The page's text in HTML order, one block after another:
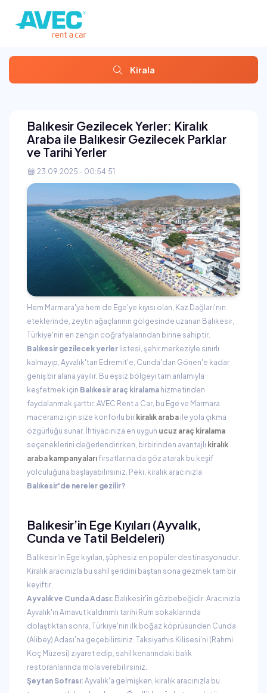
Kirala
Balıkesir Gezilecek Yerler: Kiralık
Araba ile Balıkesir Gezilecek Parklar
ve Tarihi Yerler
23.09.2025 - 00:54:51
Hem Marmara'ya hem de Ege'ye kıyısı olan, Kaz Dağları'nın
eteklerinde, zeytin ağaçlarının gölgesinde uzanan Balıkesir,
Türkiye'nin en zengin coğrafyalarından birine sahiptir.
Balıkesir gezilecek yerler listesi, şehir merkeziyle sınırlı
kalmayıp, Ayvalık'tan Edremit'e, Cunda'dan Gönen'e kadar
geniş bir alana yayılır. Bu eşsiz bölgeyi tam anlamıyla
keşfetmek için Balıkesir araç kiralama hizmetinden
faydalanmak şarttır. AVEC Rent a Car, bu Ege ve Marmara
maceranız için size konforlu bir kiralık araba ile yola çıkma
özgürlüğü sunar. İhtiyacınıza en uygun ucuz araç kiralama
seçeneklerini değerlendirirken, birbirinden avantajlı kiralık
araba kampanyalarıfırsatlarına da göz atarak bu keşif
yolculuğuna başlayabilirsiniz. Peki, kiralık aracınızla
Balıkesir'de nereler gezilir?
Balıkesir’in Ege Kıyıları (Ayvalık,
Cunda ve Tatil Beldeleri)
Balıkesir'in Ege kıyıları, şüphesiz en popüler destinasyonudur.
Kiralık aracınızla bu sahil şeridini baştan sona gezmek tam bir
keyiftir.
Ayvalık ve Cunda Adası: Balıkesir'in gözbebeğidir. Aracınızla
Ayvalık'ın Arnavut kaldırımlı tarihi Rum sokaklarında
dolaştıktan sonra, Türkiye'nin ilk boğaz köprüsünden Cunda
(Alibey) Adası'na geçebilirsiniz. Taksiyarhis Kilisesi'ni (Rahmi
Koç Müzesi) ziyaret edip, sahil kenarındaki balık
restoranlarında mola verebilirsiniz.
Şeytan Sofrası: Ayvalık'a gelmişken, kiralık aracınızla bu